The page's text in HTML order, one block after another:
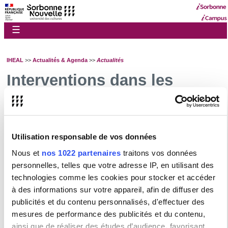
Utilisation responsable de vos données
Nous et nos 1022 partenaires traitons vos données
personnelles, telles que votre adresse IP, en utilisant des
technologies comme les cookies pour stocker et accéder
à des informations sur votre appareil, afin de diffuser des
publicités et du contenu personnalisés, d'effectuer des
mesures de performance des publicités et du contenu,
ainsi que de réaliser des études d’audience, favorisant
☰
IHEAL >> Actualités & Agenda >> Actualités
Interventions dans les
médias
L'IHEAL - CREDA dans les médias mars 2026
Guichet numérique étudiant
Pour toutes questions concernant votre scolarité ou les formations de la
Sorbonne Nouvelle,connectez vouspuis saisissez votre demande.
Vous trouverez des explications et de l'aidesur cette page .